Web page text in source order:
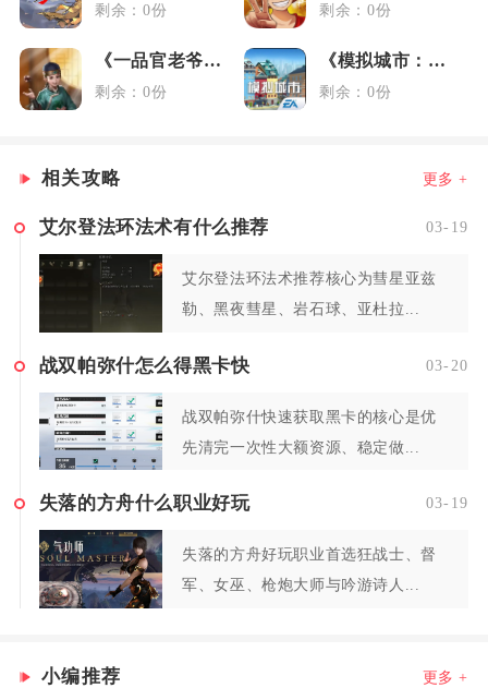
剩余：0份 剩余：0份
《一品官老爷》3.6媒体礼包
剩余：0份
《模拟城市：我是市长》元旦礼包
剩余：0份
相关攻略 更多 +
艾尔登法环法术有什么推荐 03-19
艾尔登法环法术推荐核心为彗星亚兹
勒、黑夜彗星、岩石球、亚杜拉...
战双帕弥什怎么得黑卡快 03-20
战双帕弥什快速获取黑卡的核心是优
先清完一次性大额资源、稳定做...
失落的方舟什么职业好玩 03-19
失落的方舟好玩职业首选狂战士、督
军、女巫、枪炮大师与吟游诗人...
小编推荐 更多 +